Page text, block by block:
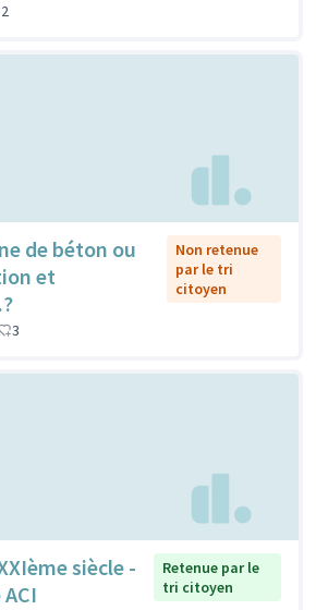
2
de béton ou
et
Non retenue
par le tri
citoyen
3
siècle -
Retenue par le
tri citoyen